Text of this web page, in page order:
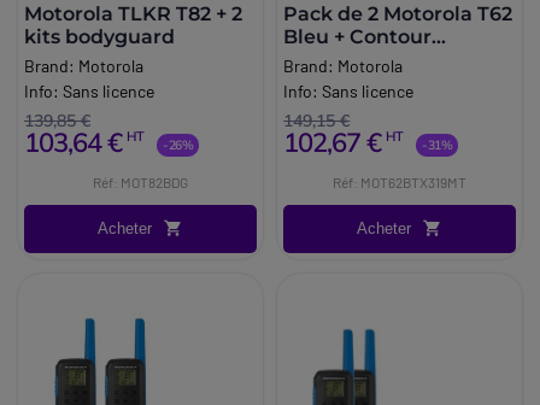
Motorola TLKR T82 + 2
kits bodyguard
Brand: Motorola
Info: Sans licence
139,85 €
103,64 € HT -26%
Réf: MOT82BDG
Acheter
Pack de 2 Motorola T62
Bleu + Contour
d'oreilles
Brand: Motorola
Info:Sans licence
149,15 €
102,67 € HT -31%
Réf: MOT62BTX319MT
Acheter